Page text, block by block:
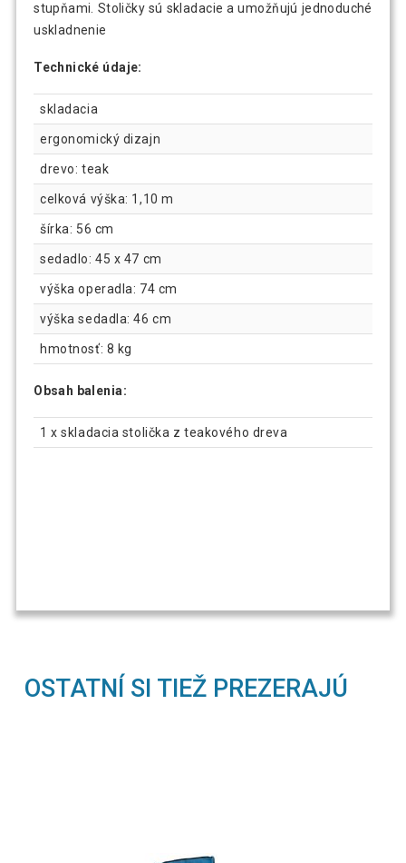
stupňami. Stoličky sú skladacie a umožňujú jednoduché
uskladnenie
Technické údaje:
skladacia
ergonomický dizajn
drevo: teak
celková výška: 1,10 m
šírka: 56 cm
sedadlo: 45 x 47 cm
výška operadla: 74 cm
výška sedadla: 46 cm
hmotnosť: 8 kg
Obsah balenia:
1 x skladacia stolička z teakového dreva
OSTATNÍ SI TIEŽ PREZERAJÚ